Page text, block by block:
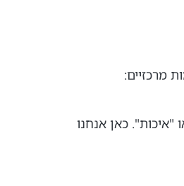
מרכזיים:
כאן אנחנו